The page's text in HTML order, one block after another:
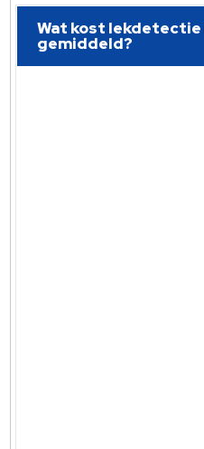
Wat kost lekdetectie
gemiddeld?